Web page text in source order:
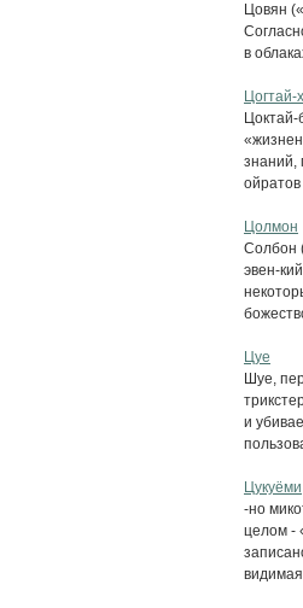
Цовян
в
Цогтай-
знаний,
ойратов
Цолмон
Солбон
эвен-
Цуе
Шуе,
и
Цукуёми
-но
целом -